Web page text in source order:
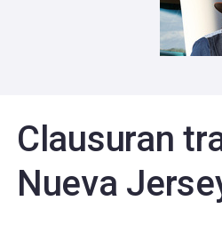
Clausuran
Nueva